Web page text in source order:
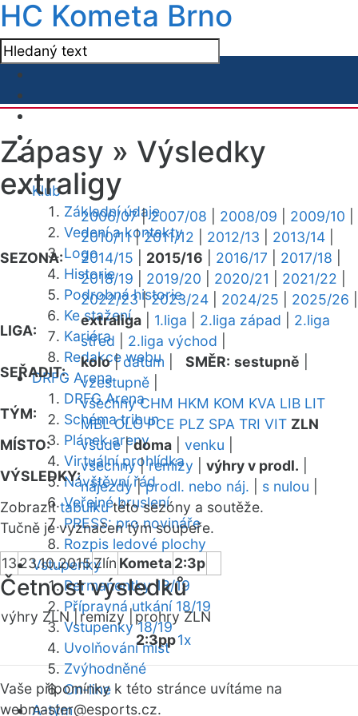
HC Kometa Brno
Klub
Základní údaje
Vedení a kontakty
Logo
Historie
Podrobná historie
Ke stažení
Kariéra
Redakce webu
DRFG Arena
DRFG Arena
Schéma tribun
Plánek areny
Virtuální prohlídka
Návštěvní řád
Veřejné bruslení
PRESS: pro novináře
Rozpis ledové plochy
Vstupenky
Permanentky 18/19
Přípravná utkání 18/19
Vstupenky 18/19
Uvolňování míst
Zvýhodněné
On-line
A-tým
Zápasy » Výsledky
extraligy
SEZONA:
2006/07|2007/08 2008/09 2009/10
2010/11|2011/12 2012/13 2013/14
2014/15
2015/16 2016/17 2017/18
2018/19
2019/20 2020/21 2021/22
2022/23|2023/24 2024/25 2025/26
LIGA:
extraliga 1.liga 2.liga západ
2.liga
střed
2.liga východ
SEŘADIT:
kolo|datum SMĚR: sestupně
vzestupně
TÝM:
všechny CHM HKM KOM KVA LIB LIT
MBL OLO PCE PLZ SPA TRI VIT ZLN
MÍSTO:
všude|doma venku
VÝSLEDKY:
všechny|remízy výhry v prodl.
nájezdy|prodl. nebo náj. s nulou
Zobrazittabulkutéto sezóny a soutěže.
Tučně je vyznačen tým soupeře.
1323.10.2015Zlín Kometa2:3p
Četnost výsledků
výhry ZLN | remízy | prohry ZLN
2:3pp1x
Vaše připomínky k této stránce uvítáme na
webmaster@esports.cz.